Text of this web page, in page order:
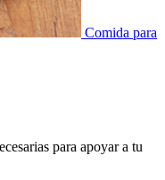
Comida para
para apoyar a tu